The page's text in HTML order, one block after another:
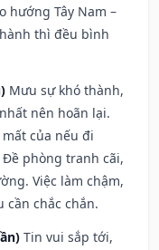
hướng Tây Nam –
thì đều bình
Mưu sự khó thành,
nên hoãn lại.
của nếu đi
phòng tranh cãi,
Việc làm chậm,
cần chắc chắn.
Tin vui sắp tới,